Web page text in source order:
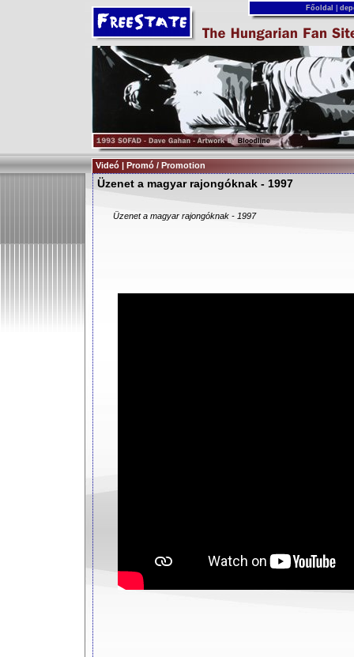
Főoldal
Videó | Promó / Promotion
Üzenet a magyar rajongóknak - 1997
Üzenet a magyar rajongóknak - 1997